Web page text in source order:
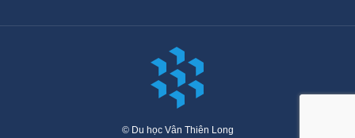
© Du học Vân Thiên Long